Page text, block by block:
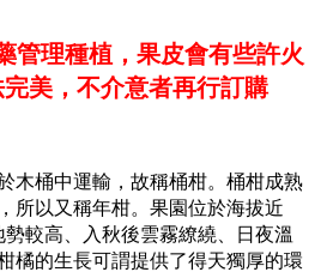
管理種植，果皮會有些許火
美，不介意者再行訂購
木桶中運輸，故稱桶柑。桶柑成熟
所以又稱年柑。果園位於海拔近
較高、入秋後雲霧繚繞、日夜溫
橘的生長可謂提供了得天獨厚的環